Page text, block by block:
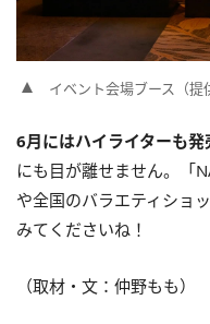
イベント会場ブース（提
6月にはハイライターも発
にも目が離せません。「
や全国のバラエティショ
みてくださいね！
（取材・文：仲野もも）